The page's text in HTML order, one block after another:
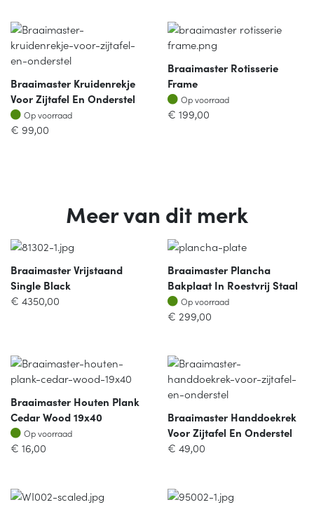
Braaimaster Kruidenrekje
Voor Zijtafel En Onderstel
Op voorraad
Op voorraad
€ 99,00
Braaimaster Rotisserie
Frame
Op voorraad
Op voorraad
€ 199,00
Meer van dit merk
Braaimaster Vrijstaand
Single Black
€ 4350,00
Braaimaster Plancha
Bakplaat In Roestvrij Staal
Op voorraad
Op voorraad
€ 299,00
Braaimaster Houten Plank
Cedar Wood 19x40
Op voorraad
Op voorraad
€ 16,00
Braaimaster Handdoekrek
Voor Zijtafel En Onderstel
€ 49,00